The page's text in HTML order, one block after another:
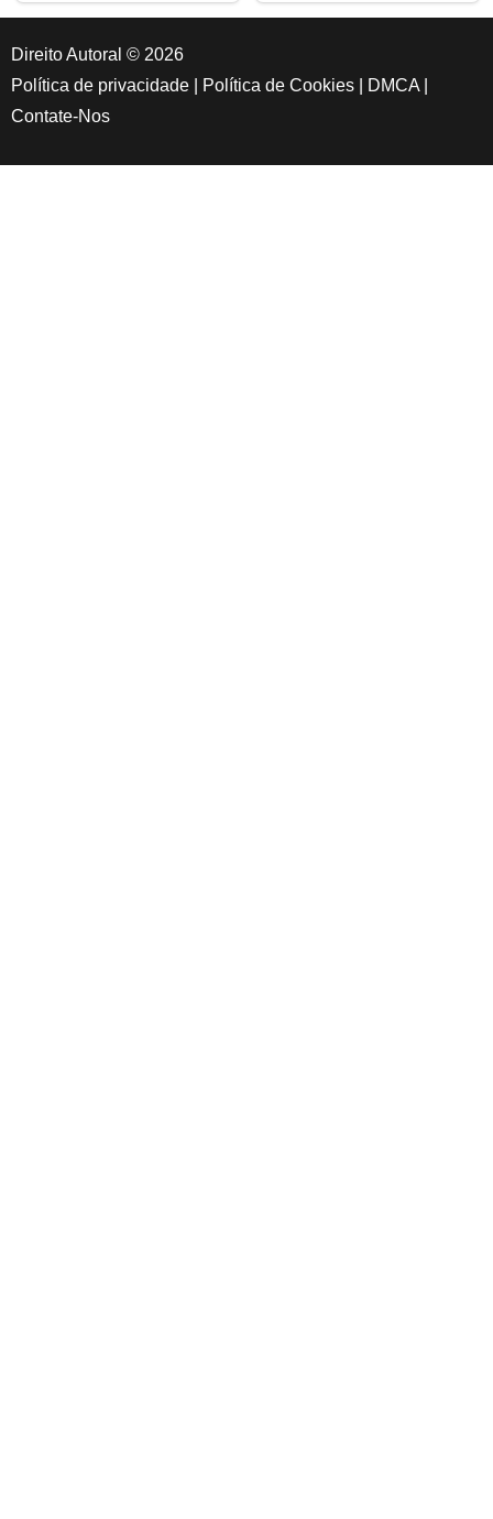
Direito Autoral © 2026
Política de privacidade
Política de Cookies DMCA
Contate-Nos